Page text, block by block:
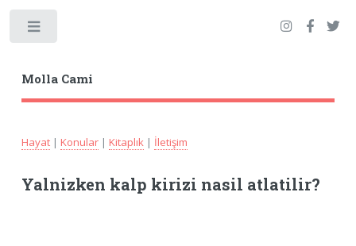
Molla Cami
Hayat| Konular| Kitaplık| İletişim
Yalnizken kalp kirizi nasil atlatilir?